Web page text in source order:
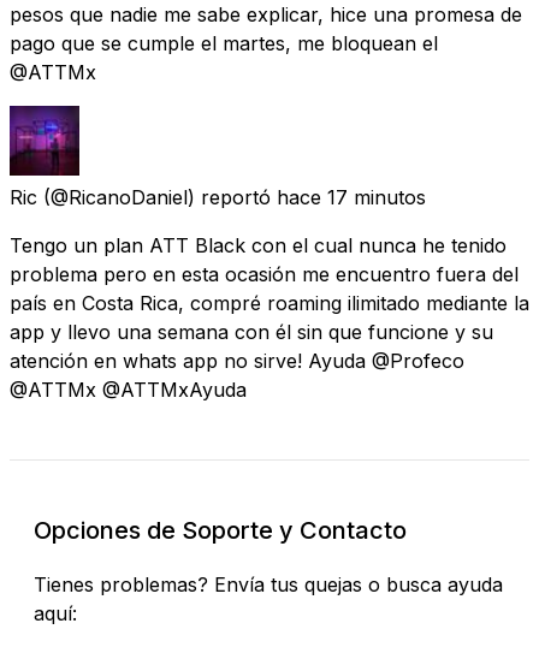
pesos que nadie me sabe explicar, hice una promesa de
pago que se cumple el martes, me bloquean el
@ATTMx
Ric (@RicanoDaniel) reportó hace 17 minutos
Tengo un plan ATT Black con el cual nunca he tenido
problema pero en esta ocasión me encuentro fuera del
país en Costa Rica, compré roaming ilimitado mediante la
app y llevo una semana con él sin que funcione y su
atención en whats app no sirve! Ayuda @Profeco
@ATTMx @ATTMxAyuda
Opciones de Soporte y Contacto
Tienes problemas? Envía tus quejas o busca ayuda
aquí: